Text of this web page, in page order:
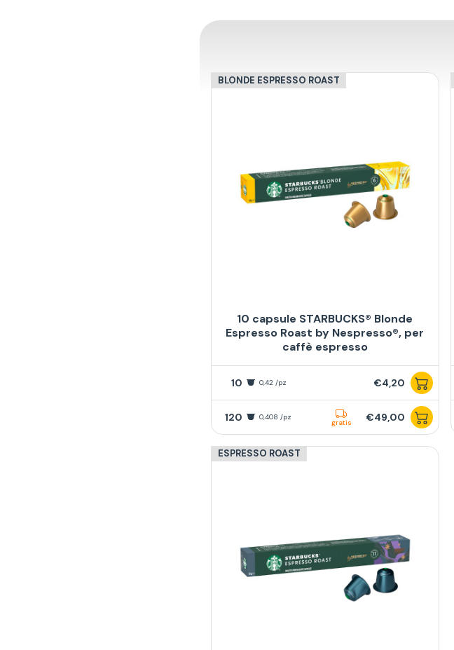
BLONDE ESPRESSO ROAST
10 capsule STARBUCKS® Blonde
Espresso Roast by Nespresso®, per
caffè espresso
10 0,42 /pz €4,20
120 0,408 /pz
gratis €49,00
ESPRESSO ROAST